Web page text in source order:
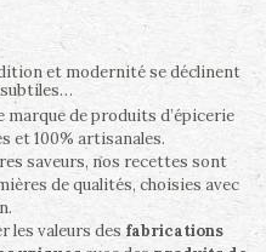
et modernité se déclinent
marque de produits d’épicerie
et 100% artisanales.
saveurs, nos recettes sont
de qualités, choisies avec
les valeurs des fabrications